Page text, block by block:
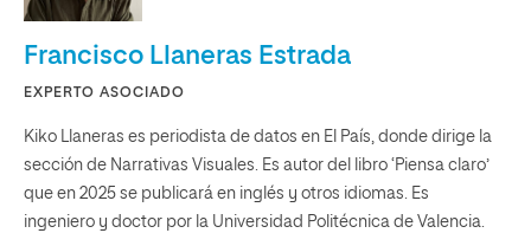
Francisco Llaneras Estrada
EXPERTO ASOCIADO
Kiko Llaneras es periodista de datos en El País, donde dirige la
sección de Narrativas Visuales. Es autor del libro ‘Piensa claro’
que en 2025 se publicará en inglés y otros idiomas. Es
ingeniero y doctor por la Universidad Politécnica de Valencia.